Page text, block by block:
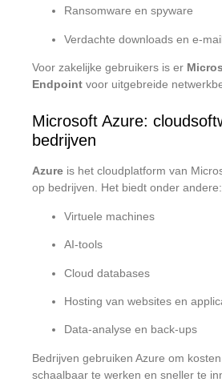
Ransomware en spyware
Verdachte downloads en e-
Voor zakelijke gebruikers is er
Endpoint voor uitgebreide
Microsoft Azure:
bedrijven
Azure is het cloudplatform van
op bedrijven. Het biedt onder andere:
Virtuele machines
AI-tools
Cloud databases
Hosting van websites en
Data-analyse en back-ups
Bedrijven gebruiken Azure om
schaalbaar te werken en sneller te